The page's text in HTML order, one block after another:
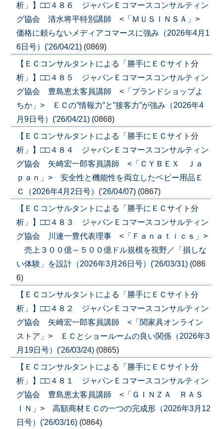
析」】□□４８６ ジャパンＥコマースコンサルティン
グ協会 清水将平特別講師 <「ＭＵＳＩＮＳＡ」>
価格に頼らないメディアコマースに強み（2026年4月1
6日号）('26/04/21) (0869)
【ＥＣコンサルタントによる「勝手にＥＣサイト分
析」】□□４８５ ジャパンＥコマースコンサルティン
グ協会 豊島恵太客員講師 <「ブランドショップよ
ちか」> ＥＣの”情報力”と”接客力”が強み（2026年4
月9日号）('26/04/21) (0868)
【ＥＣコンサルタントによる「勝手にＥＣサイト分
析」】□□４８４ ジャパンＥコマースコンサルティン
グ協会 矢崎宏一郎客員講師 <「ＣＹＢＥＸ Ｊａ
ｐａｎ」> 安全性と機能性を両立したベビー用品Ｅ
Ｃ（2026年4月2日号）('26/04/07) (0867)
【ＥＣコンサルタントによる「勝手にＥＣサイト分
析」】□□４８３ ジャパンＥコマースコンサルティン
グ協会 川連一豊代表理事 <「Ｆａｎａｔｉｃｓ」>
売上３００億～５００億ドル規模を視野／「損しな
い体験」を設計（2026年3月26日号）('26/03/31) (086
6)
【ＥＣコンサルタントによる「勝手にＥＣサイト分
析」】□□４８２ ジャパンＥコマースコンサルティン
グ協会 矢崎宏一郎客員講師 <「関家具オンライン
ストア」> ＥＣとショールームの良い関係（2026年3
月19日号）('26/03/24) (0865)
【ＥＣコンサルタントによる「勝手にＥＣサイト分
析」】□□４８１ ジャパンＥコマースコンサルティン
グ協会 豊島恵太客員講師 <「ＧＩＮＺＡ ＲＡＳ
ＩＮ」> 高額商材ＥＣの一つの完成形（2026年3月12
日号）('26/03/16) (0864)